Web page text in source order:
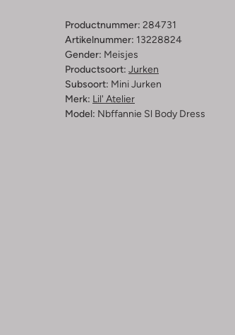
Productnummer: 284731
Artikelnummer: 13228824
Gender: Meisjes
Productsoort: Jurken
Subsoort: Mini Jurken
Merk: Lil' Atelier
Model: Nbffannie Sl Body Dress